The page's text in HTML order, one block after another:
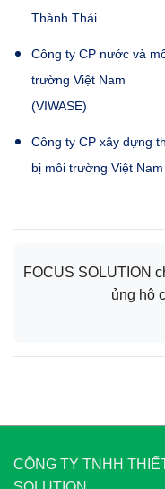
Thành Thái
Công ty CP nước và
trường Việt Nam
(VIWASE)
Công ty CP xây dựng
bị môi trường Việt Nam
FOCUS SOLUTION
ủng hộ
CÔNG TY TNHH